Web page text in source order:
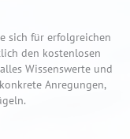
sich für erfolgreichen
den kostenlosen
Wissenswerte und
Anregungen,